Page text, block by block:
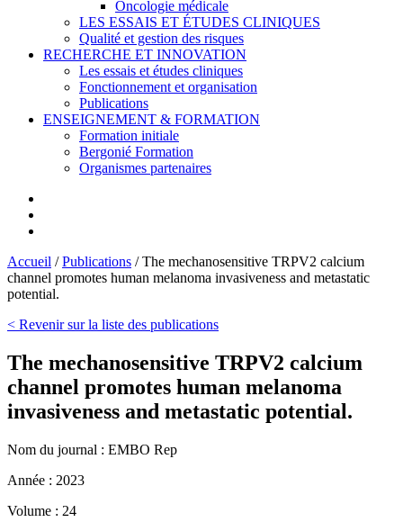
Oncologie médicale
LES ESSAIS ET ÉTUDES CLINIQUES
Qualité et gestion des risques
RECHERCHE ET INNOVATION
Les essais et études cliniques
Fonctionnement et organisation
Publications
ENSEIGNEMENT & FORMATION
Formation initiale
Bergonié Formation
Organismes partenaires
Accueil /Publications /The mechanosensitive TRPV2 calcium
channel promotes human melanoma invasiveness and metastatic
potential.
< Revenir sur la liste des publications
The mechanosensitive TRPV2 calcium
channel promotes human melanoma
invasiveness and metastatic potential.
Nom du journal : EMBO Rep
Année : 2023
Volume : 24